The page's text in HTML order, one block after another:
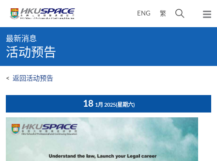
content
ENG 繁
开
弹
出
content
start
最新消息
活动预告
< 返回活动预告
18 1月 2025(星期六)